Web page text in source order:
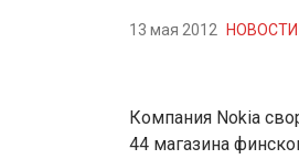
13 мая 2012 НОВОСТИ
Компания Nokia
44 магазина